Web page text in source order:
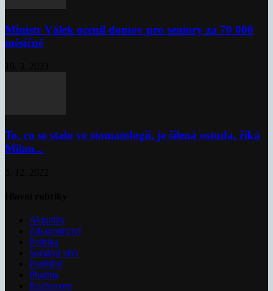
Ministr Válek ocenil domov pro seniory za 70 000
měsíčně
To, co se stalo ve stomatologii, je šílená ostuda, říká
Milan...
Aktuality
Zdravotnictví
Politika
Sociální věci
Pojištění
Pharma
Rozhovory